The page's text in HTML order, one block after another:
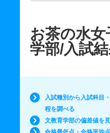
お茶の水
学部/入試結
入試種別から入試科目
程を調べる
文教育学部の偏差値を